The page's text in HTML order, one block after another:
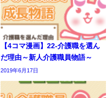
【4コマ漫画】22-介護職を選ん
だ理由～新人介護職員物語～
2019年6月17日